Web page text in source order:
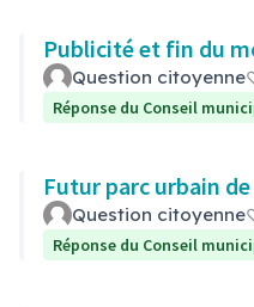
Publicité et fin du
Question citoyenne
Réponse du Conseil
Futur parc urbain
Question citoyenne
Réponse du Conseil